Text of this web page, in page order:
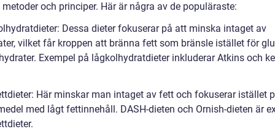
och principer. Här är några av de populäraste:
Dessa dieter fokuserar på att minska intaget av
vilket får kroppen att bränna fett som bränsle istället för
Exempel på lågkolhydratdieter inkluderar Atkins och
Här minskar man intaget av fett och fokuserar istället
med lågt fettinnehåll. DASH-dieten och Ornish-dieten är